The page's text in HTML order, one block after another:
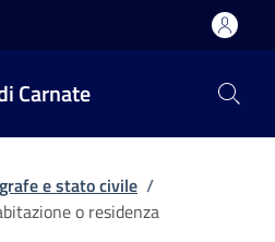
Carnate
e stato civile /
o residenza